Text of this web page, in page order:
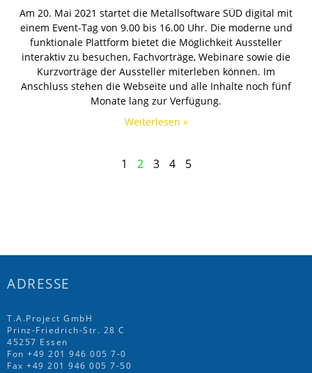
Am 20. Mai 2021 startet die Metallsoftware SÜD digital mit
einem Event-Tag von 9.00 bis 16.00 Uhr. Die moderne und
funktionale Plattform bietet die Möglichkeit Aussteller
interaktiv zu besuchen, Fachvorträge, Webinare sowie die
Kurzvorträge der Aussteller miterleben können. Im
Anschluss stehen die Webseite und alle Inhalte noch fünf
Monate lang zur Verfügung.
Weiterlesen »
1 2 3 4 5
ADRESSE
T.A.Project GmbH
Prinz-Friedrich-Str. 28 C
45257 Essen
Fon +49 201 946 005 7-0
Fax +49 201 946 005 7-50